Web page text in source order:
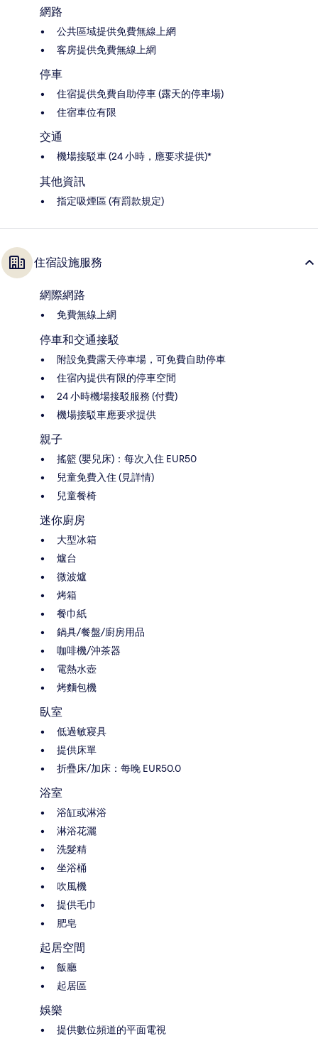
網路
公共區域提供免費無線上網
客房提供免費無線上網
停車
住宿提供免費自助停車 (露天的停車場)
住宿車位有限
交通
機場接駁車 (24 小時，應要求提供)*
其他資訊
指定吸煙區 (有罰款規定)
住宿設施服務
網際網路
免費無線上網
停車和交通接駁
附設免費露天停車場，可免費自助停車
住宿內提供有限的停車空間
24 小時機場接駁服務 (付費)
機場接駁車應要求提供
親子
搖籃 (嬰兒床)：每次入住 EUR50
兒童免費入住 (見詳情)
兒童餐椅
迷你廚房
大型冰箱
爐台
微波爐
烤箱
餐巾紙
鍋具/餐盤/廚房用品
咖啡機/沖茶器
電熱水壺
烤麵包機
臥室
低過敏寢具
提供床單
折疊床/加床：每晚 EUR50.0
浴室
浴缸或淋浴
淋浴花灑
洗髮精
坐浴桶
吹風機
提供毛巾
肥皂
起居空間
飯廳
起居區
娛樂
提供數位頻道的平面電視